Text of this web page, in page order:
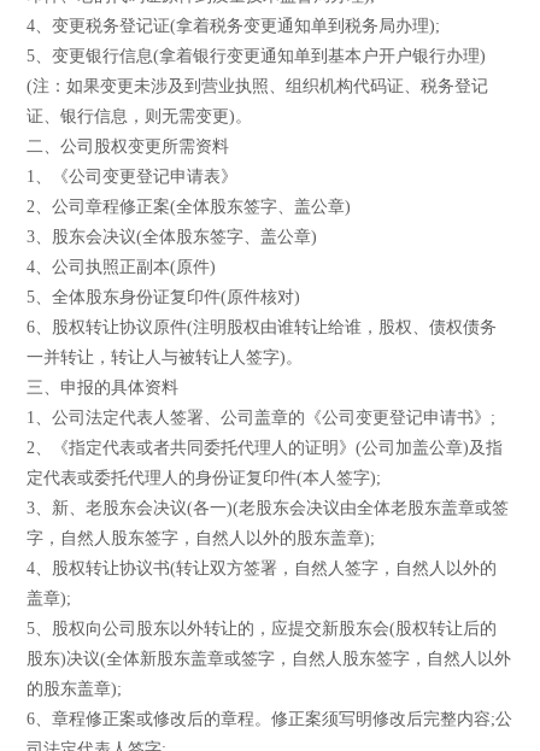
4、变更税务登记证(拿着税务变更通知单到税务局办理);
5、变更银行信息(拿着银行变更通知单到基本户开户银行办理)
(注：如果变更未涉及到营业执照、组织机构代码证、税务登记
证、银行信息，则无需变更)。
二、公司股权变更所需资料
1、《公司变更登记申请表》
2、公司章程修正案(全体股东签字、盖公章)
3、股东会决议(全体股东签字、盖公章)
4、公司执照正副本(原件)
5、全体股东身份证复印件(原件核对)
6、股权转让协议原件(注明股权由谁转让给谁，股权、债权债务
一并转让，转让人与被转让人签字)。
三、申报的具体资料
1、公司法定代表人签署、公司盖章的《公司变更登记申请书》;
2、《指定代表或者共同委托代理人的证明》(公司加盖公章)及指
定代表或委托代理人的身份证复印件(本人签字);
3、新、老股东会决议(各一)(老股东会决议由全体老股东盖章或签
字，自然人股东签字，自然人以外的股东盖章);
4、股权转让协议书(转让双方签署，自然人签字，自然人以外的
盖章);
5、股权向公司股东以外转让的，应提交新股东会(股权转让后的
股东)决议(全体新股东盖章或签字，自然人股东签字，自然人以外
的股东盖章);
6、章程修正案或修改后的章程。修正案须写明修改后完整内容;公